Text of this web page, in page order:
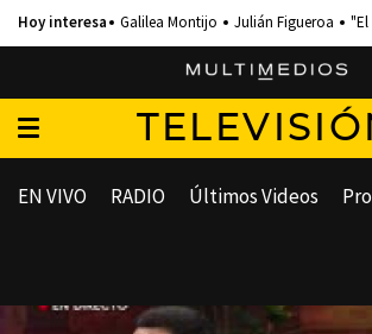
Galilea Montijo Julián Figueroa "El
EN VIVO RADIO Últimos Videos